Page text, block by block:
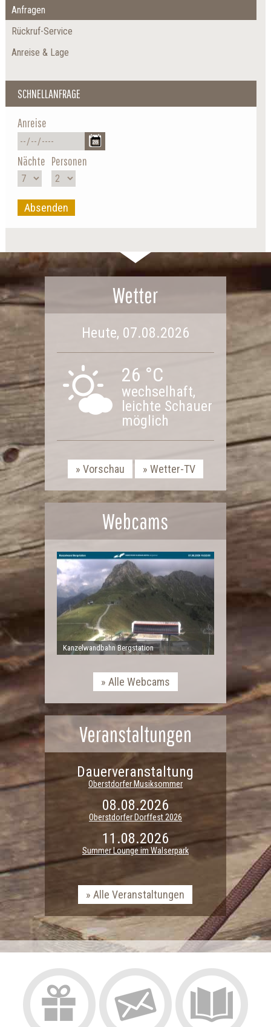
Anfragen
Rückruf-Service
Anreise & Lage
SCHNELLANFRAGE
Anreise
Nächte Personen
Absenden
Wetter
Heute, 07.08.2026
26 °C
wechselhaft,
leichte Schauer
möglich
Vorschau Wetter-TV
Webcams
Kanzelwandbahn Bergstation
Alle Webcams
Veranstaltungen
Dauerveranstaltung
Oberstdorfer Musiksommer
08.08.2026
Oberstdorfer Dorffest 2026
11.08.2026
Summer Lounge im Walserpark
Alle Veranstaltungen